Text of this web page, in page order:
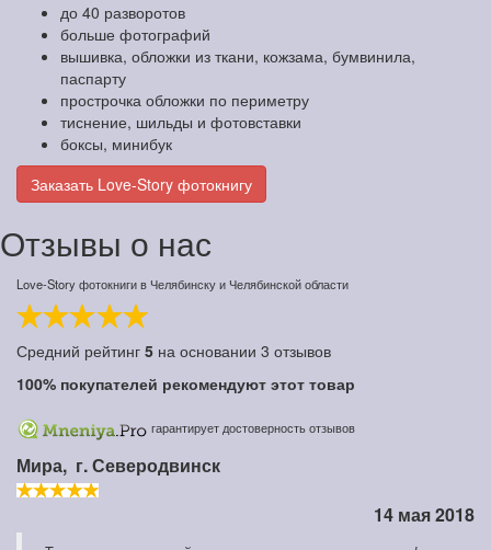
до 40 разворотов
больше фотографий
вышивка, обложки из ткани, кожзама, бумвинила,
паспарту
прострочка обложки по периметру
тиснение, шильды и фотовставки
боксы, минибук
Заказать Love-Story фотокнигу
Отзывы о нас
Love-Story фотокниги в Челябинску и Челябинской области
Средний рейтинг 5 на основании 3 отзывов
100% покупателей рекомендуют этот товар
гарантирует достоверность отзывов
Мира, г. Северодвинск
14 мая 2018